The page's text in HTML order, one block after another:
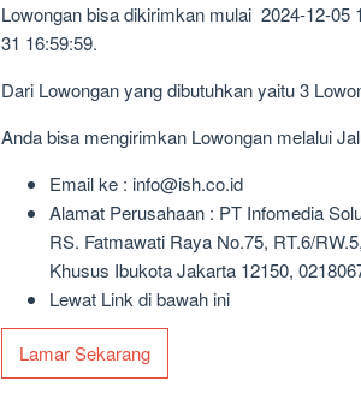
Lowongan bisa dikirimkan mulai 2024-12-
31 16:59:59.
Dari Lowongan yang dibutuhkan yaitu 3
Anda bisa mengirimkan Lowongan melalui
Email ke : info@ish.co.id
Alamat Perusahaan : PT Infomedia
RS. Fatmawati Raya No.75, RT.6/
Khusus Ibukota Jakarta 12150,
Lewat Link di bawah ini
Lamar Sekarang